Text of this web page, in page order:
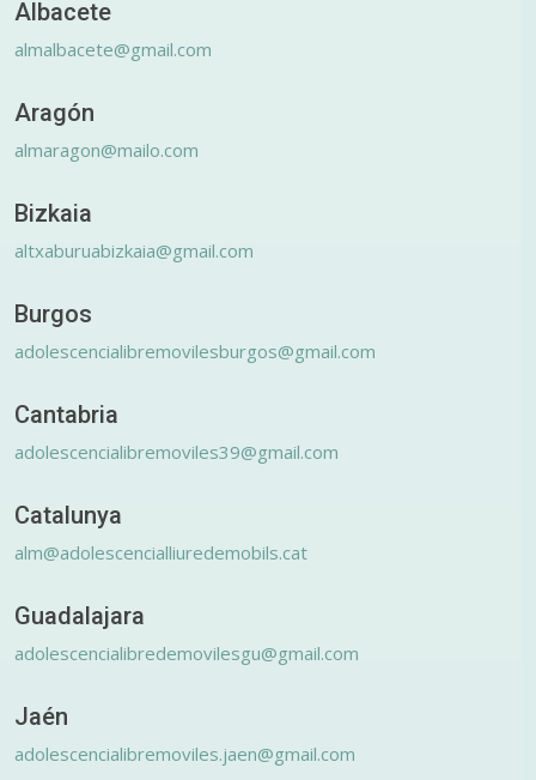
Albacete
almalbacete@gmail.com
Aragón
almaragon@mailo.com
Bizkaia
altxaburuabizkaia@gmail.com
Burgos
adolescencialibremovilesburgos@gmail.com
Cantabria
adolescencialibremoviles39@gmail.com
Catalunya
alm@adolescencialliuredemobils.cat
Guadalajara
adolescencialibredemovilesgu@gmail.com
Jaén
adolescencialibremoviles.jaen@gmail.com